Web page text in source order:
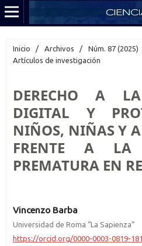
Inicio / Archivos / Núm. 87 (2025)
Artículos de investigación
DERECHO A
DIGITAL Y
NIÑOS, NIÑAS Y
FRENTE A LA
PREMATURA EN
Vincenzo Barba
Universidad de Roma “La Sapienza”
https://orcid.org/0000-0003-0819-